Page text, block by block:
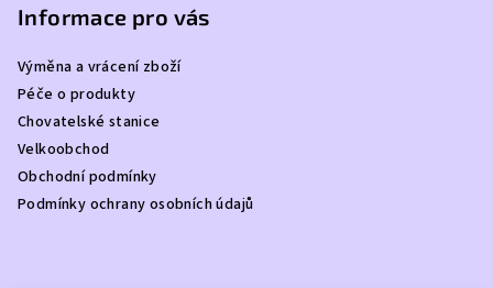
k
Informace pro vás
Výměna a vrácení zboží
Péče o produkty
Chovatelské stanice
Velkoobchod
Obchodní podmínky
Podmínky ochrany osobních údajů